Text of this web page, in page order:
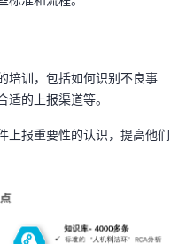
培训，包括如何识别不良事
的上报渠道等。
上报重要性的认识，提高他们